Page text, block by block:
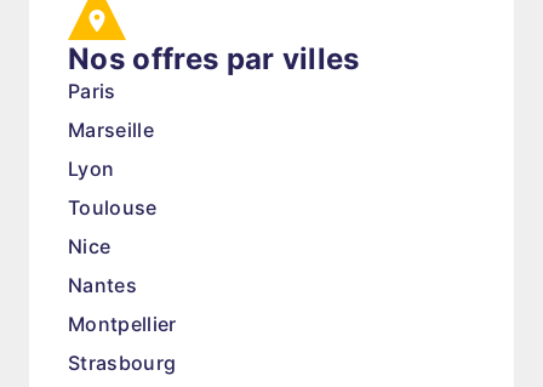
Nos offres par villes
Paris
Marseille
Lyon
Toulouse
Nice
Nantes
Montpellier
Strasbourg